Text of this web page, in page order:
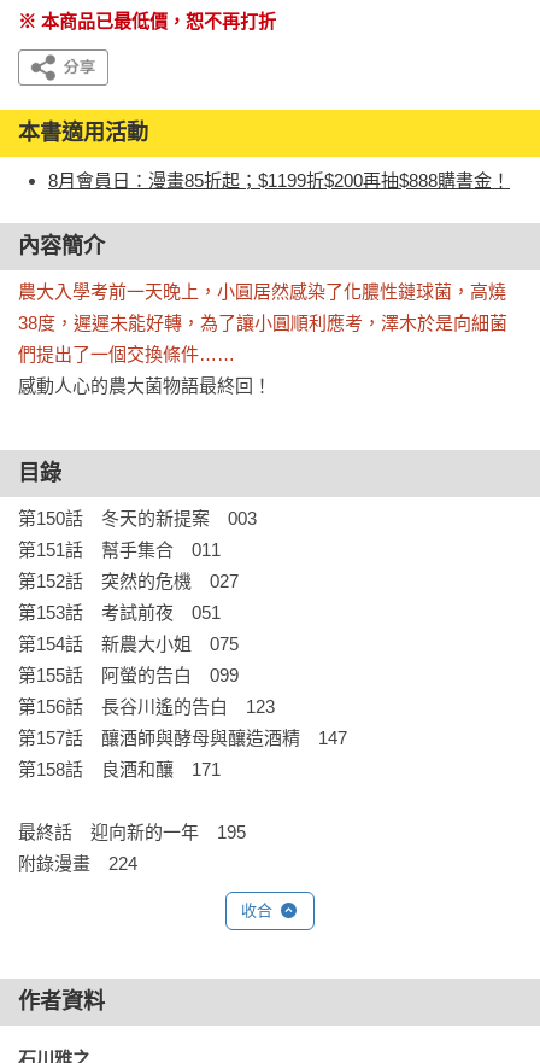
※ 本商品已最低價，恕不再打折
本書適用活動
8月會員日：漫畫85折起；$1199折$200再抽$888購書金！
內容簡介
農大入學考前一天晚上，小圓居然感染了化膿性鏈球菌，高燒
38度，遲遲未能好轉，為了讓小圓順利應考，澤木於是向細菌
們提出了一個交換條件……
感動人心的農大菌物語最終回！
目錄
第150話　冬天的新提案　003
第151話　幫手集合　011
第152話　突然的危機　027
第153話　考試前夜　051
第154話　新農大小姐　075
第155話　阿螢的告白　099
第156話　長谷川遙的告白　123
第157話　釀酒師與酵母與釀造酒精　147
第158話　良酒和釀　171
最終話　迎向新的一年　195
附錄漫畫　224
收合
作者資料
石川雅之